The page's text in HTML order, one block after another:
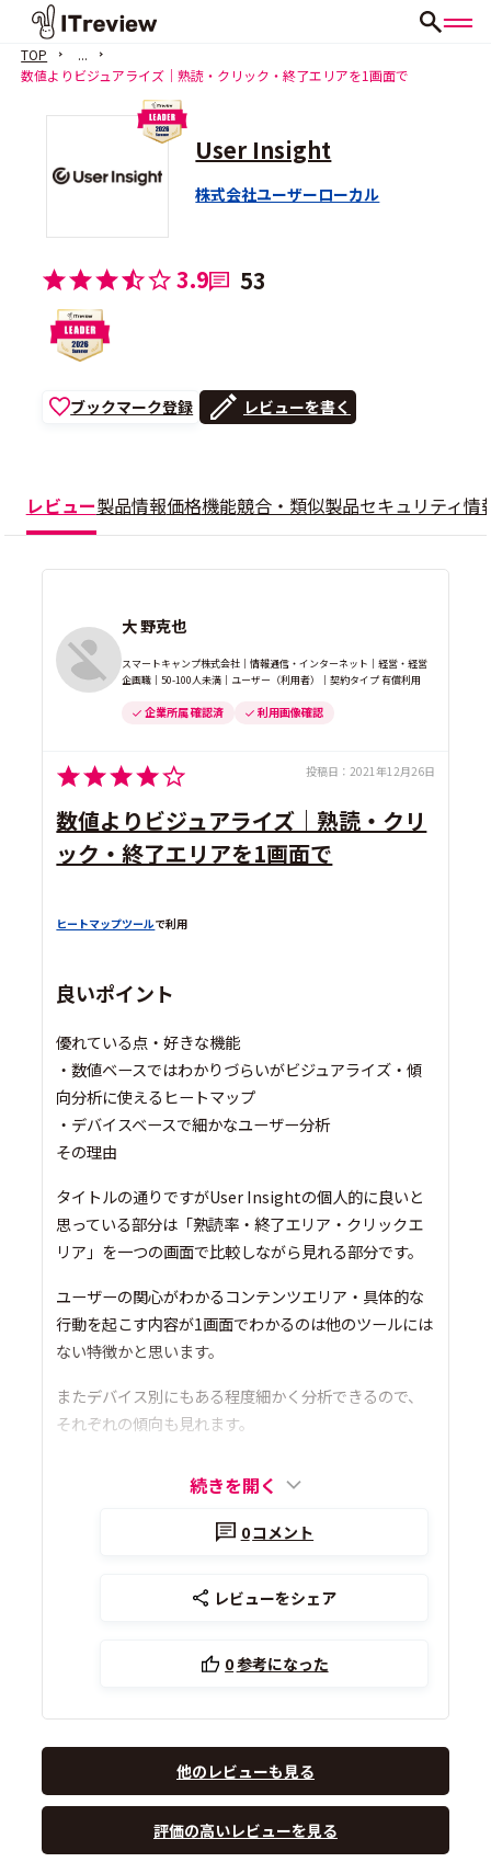
TOP
...
数値よりビジュアライズ｜熟読・クリック・終了エリアを1画面で
User Insight
株式会社ユーザーローカル
3.9 53
ブックマーク登録 レビューを書く
レビュー製品情報価格機能競合・類似製品セキュリティ情
大 野克也
スマートキャンプ株式会社｜情報通信・インターネット｜経営・経営
企画職｜50-100人未満｜ユーザー（利用者）｜契約タイプ 有償利用
企業所属 確認済 利用画像確認
投稿日： 2021年12月26日
数値よりビジュアライズ｜熟読・クリ
ック・終了エリアを1画面で
ヒートマップツールで利用
良いポイント
優れている点・好きな機能
・数値ベースではわかりづらいがビジュアライズ・傾
向分析に使えるヒートマップ
・デバイスベースで細かなユーザー分析
その理由
タイトルの通りですがUser Insightの個人的に良いと
思っている部分は「熟読率・終了エリア・クリックエ
リア」を一つの画面で比較しながら見れる部分です。
ユーザーの関心がわかるコンテンツエリア・具体的な
行動を起こす内容が1画面でわかるのは他のツールには
ない特徴かと思います。
またデバイス別にもある程度細かく分析できるので、
それぞれの傾向も見れます。
続きを開く
0コメント
レビューをシェア
0参考になった
他のレビューも見る
評価の高いレビューを見る